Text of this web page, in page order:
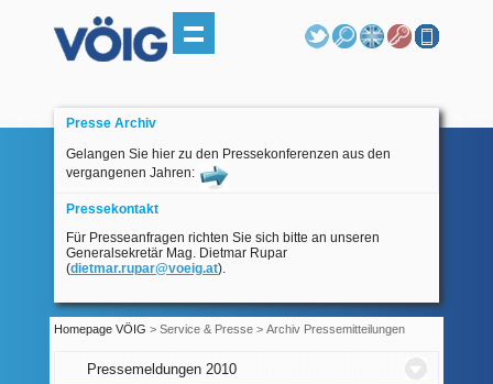
Presse Archiv
Gelangen Sie hier zu den Pressekonferenzen aus den
vergangenen Jahren:
Pressekontakt
Für Presseanfragen richten Sie sich bitte an unseren
Generalsekretär Mag. Dietmar Rupar
(dietmar.rupar@voeig.at).
Homepage VÖIG > Service & Presse > Archiv Pressemitteilungen
Pressemeldungen 2010